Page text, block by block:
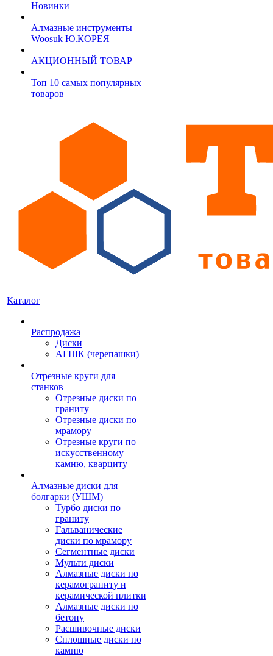
Новинки
Алмазные инструменты
Woosuk Ю.КОРЕЯ
АКЦИОННЫЙ ТОВАР
Топ 10 самых популярных
товаров
Каталог
Распродажа
Диски
АГШК (черепашки)
Отрезные круги для
станков
Отрезные диски по
граниту
Отрезные диски по
мрамору
Отрезные круги по
искусственному
камню, кварциту
Алмазные диски для
болгарки (УШМ)
Турбо диски по
граниту
Гальванические
диски по мрамору
Сегментные диски
Мульти диски
Алмазные диски по
керамограниту и
керамической плитки
Алмазные диски по
бетону
Расшивочные диски
Сплошные диски по
камню